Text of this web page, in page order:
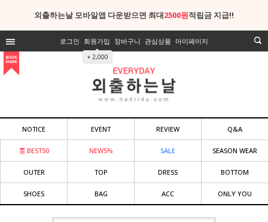
외출하는날 모바일앱 다운받으면 최대2500원적립금 지급!!
로그인 회원가입
+ 2,000
장바구니 관심상품 마이페이지
NOTICE EVENT REVIEW Q&A
BEST50 NEW5% SALE SEASON WEAR
OUTER TOP DRESS BOTTOM
SHOES BAG ACC ONLY YOU